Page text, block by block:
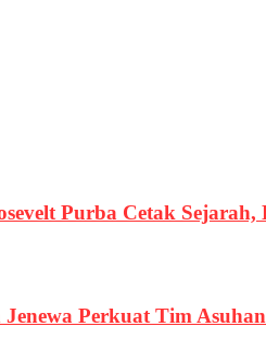
Purba Cetak
Perkuat Tim